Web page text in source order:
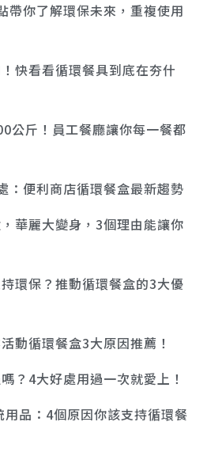
帶你了解環保未來，重複使用
快看看循環餐具到底在夯什
公斤！員工餐廳讓你每一餐都
：便利商店循環餐盒最新趨勢
華麗大變身，3個理由能讓你
環保？推動循環餐盒的3大優
動循環餐盒3大原因推薦！
？4大好處用過一次就愛上！
品：4個原因你該支持循環餐